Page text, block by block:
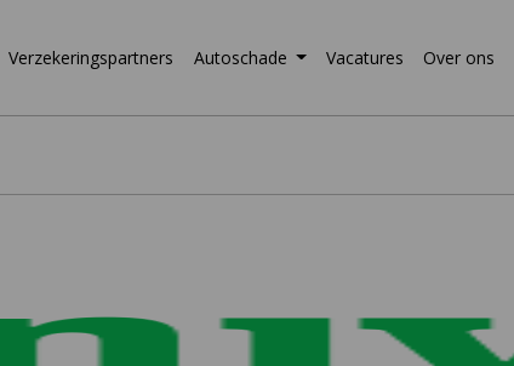
Verzekeringspartners Autoschade Vacatures Over ons